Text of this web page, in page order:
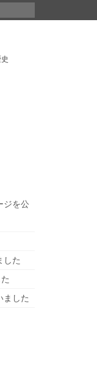
ジを公
した
ました